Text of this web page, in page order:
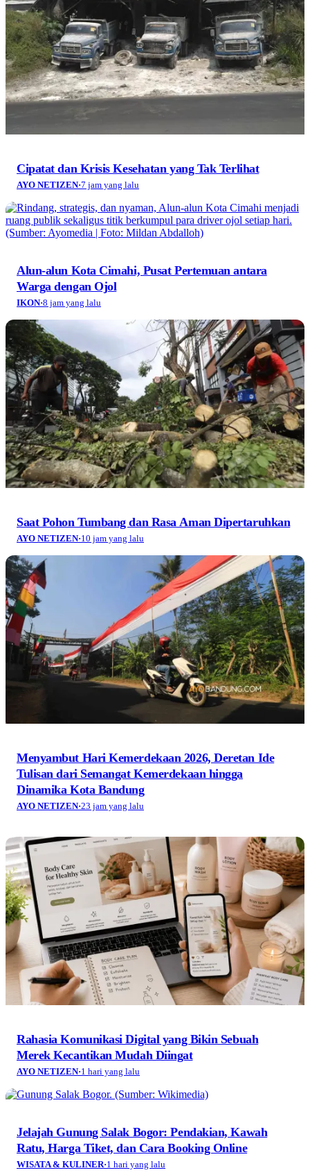
Cipatat dan Krisis Kesehatan yang Tak Terlihat
AYO NETIZEN·7 jam yang lalu
Alun-alun Kota Cimahi, Pusat Pertemuan antara
Warga dengan Ojol
IKON·8 jam yang lalu
Saat Pohon Tumbang dan Rasa Aman Dipertaruhkan
AYO NETIZEN·10 jam yang lalu
Menyambut Hari Kemerdekaan 2026, Deretan Ide
Tulisan dari Semangat Kemerdekaan hingga
Dinamika Kota Bandung
AYO NETIZEN·23 jam yang lalu
Rahasia Komunikasi Digital yang Bikin Sebuah
Merek Kecantikan Mudah Diingat
AYO NETIZEN·1 hari yang lalu
Jelajah Gunung Salak Bogor: Pendakian, Kawah
Ratu, Harga Tiket, dan Cara Booking Online
WISATA & KULINER·1 hari yang lalu